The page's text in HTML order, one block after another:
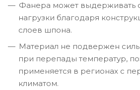
Фанера может выдерживать
нагрузки благодаря
слоев шпона.
Материал не подвержен
при перепады температур,
применяется в регионах с
климатом.